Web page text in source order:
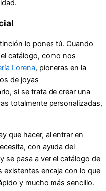
lo pones tú. Cuando
catálogo, como nos
Lorena, pioneras en la
de joyas
si se trata de crear una
totalmente personalizadas,
que hacer, al entrar en
con ayuda del
se pasa a ver el catálogo de
existentes encaja con lo que
y mucho más sencillo.